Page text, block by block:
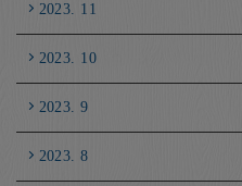
2023. 11
2023. 10
2023. 9
2023. 8